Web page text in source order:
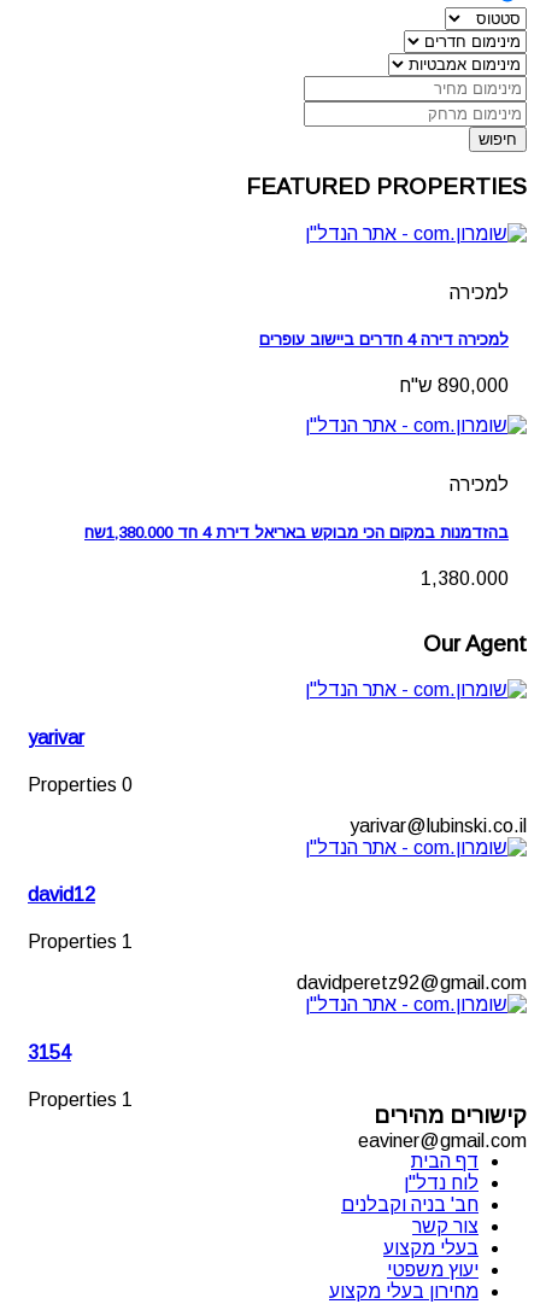
חיפוש
FEATURED PROPERTIES
למכירה
למכירה דירה 4 חדרים ביישוב עופרים
890,000 ש"ח
למכירה
בהזדמנות במקום הכי מבוקש באריאל דירת 4 חד 1,380.000שח
1,380.000
Our Agent
yarivar
0 Properties
yarivar@lubinski.co.il
david12
1 Properties
davidperetz92@gmail.com
3154
1 Properties
eaviner@gmail.com
קישורים מהירים
דף הבית
לוח נדל"ן
חב' בניה וקבלנים
צור קשר
בעלי מקצוע
יעוץ משפטי
מחירון בעלי מקצוע